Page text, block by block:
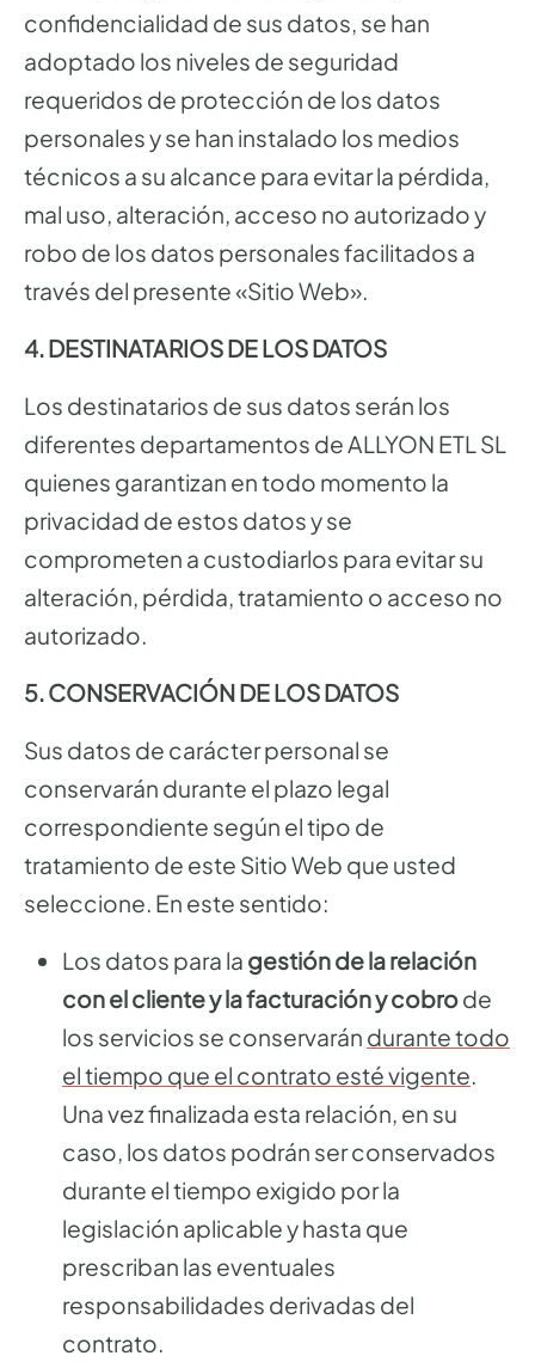
confidencialidad de sus datos, se han
adoptado los niveles de seguridad
requeridos de protección de los datos
personales y se han instalado los medios
técnicos a su alcance para evitar la pérdida,
mal uso, alteración, acceso no autorizado y
robo de los datos personales facilitados a
través del presente «Sitio Web».
4. DESTINATARIOS DE LOS DATOS
Los destinatarios de sus datos serán los
diferentes departamentos de ALLYON ETL SL
quienes garantizan en todo momento la
privacidad de estos datos y se
comprometen a custodiarlos para evitar su
alteración, pérdida, tratamiento o acceso no
autorizado.
5. CONSERVACIÓN DE LOS DATOS
Sus datos de carácter personal se
conservarán durante el plazo legal
correspondiente según el tipo de
tratamiento de este Sitio Web que usted
seleccione. En este sentido:
Los datos para la gestión de la relación
con el cliente y la facturación y cobrode
los servicios se conservarán durante todo
el tiempo que el contrato esté vigente.
Una vez finalizada esta relación, en su
caso, los datos podrán ser conservados
durante el tiempo exigido por la
legislación aplicable y hasta que
prescriban las eventuales
responsabilidades derivadas del
contrato.